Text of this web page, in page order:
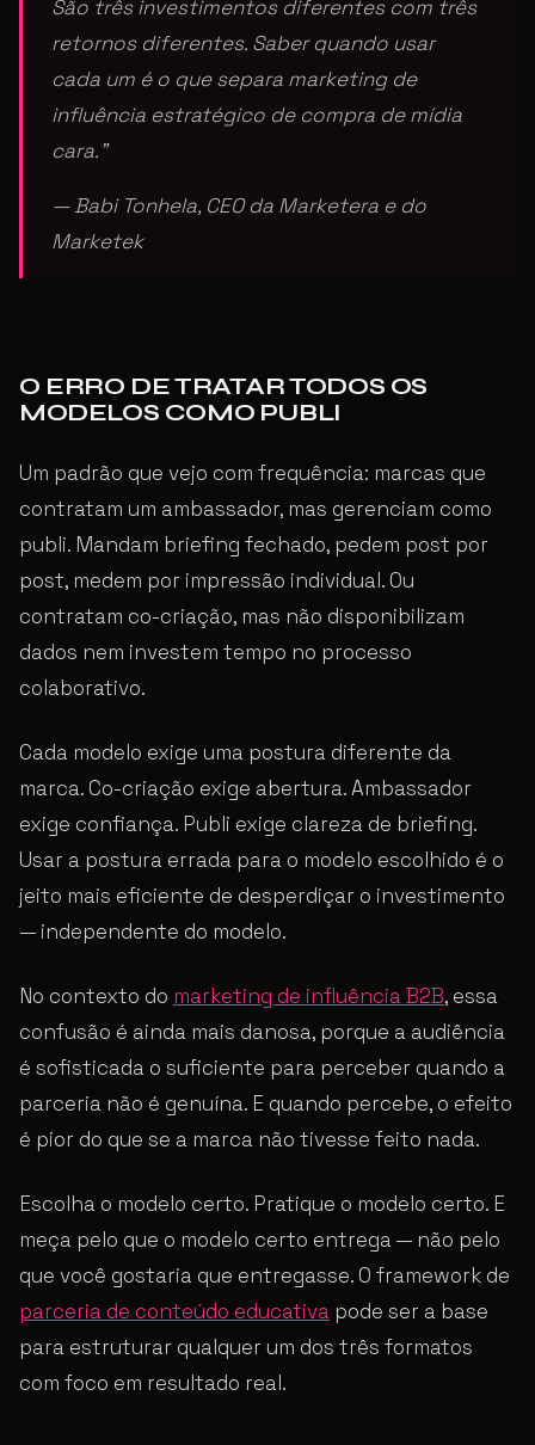
São três investimentos diferentes com três
retornos diferentes. Saber quando usar
cada um é o que separa marketing de
influência estratégico de compra de mídia
cara.”
— Babi Tonhela, CEO da Marketera e do
Marketek
O ERRO DE TRATAR TODOS OS
MODELOS COMO PUBLI
Um padrão que vejo com frequência: marcas que
contratam um ambassador, mas gerenciam como
publi. Mandam briefing fechado, pedem post por
post, medem por impressão individual. Ou
contratam co-criação, mas não disponibilizam
dados nem investem tempo no processo
colaborativo.
Cada modelo exige uma postura diferente da
marca. Co-criação exige abertura. Ambassador
exige confiança. Publi exige clareza de briefing.
Usar a postura errada para o modelo escolhido é o
jeito mais eficiente de desperdiçar o investimento
— independente do modelo.
No contexto do marketing de influência B2B, essa
confusão é ainda mais danosa, porque a audiência
é sofisticada o suficiente para perceber quando a
parceria não é genuína. E quando percebe, o efeito
é pior do que se a marca não tivesse feito nada.
Escolha o modelo certo. Pratique o modelo certo. E
meça pelo que o modelo certo entrega — não pelo
que você gostaria que entregasse. O framework de
parceria de conteúdo educativa pode ser a base
para estruturar qualquer um dos três formatos
com foco em resultado real.